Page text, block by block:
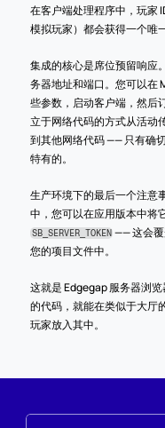
在客户端处理程序中，玩家
模拟玩家）都会获得一个唯一
集成的核心是席位预留响应
务器地址和端口。您可以在
些参数，启动客户端，然后
立于网络代码的方式从活动
到其他网络代码 —— 只有确
特有的。
生产环境下的最后一个注意
中，您可以在应用版本中将
SB_SERVER_TOKEN —— 这会
您的项目文件中。
这就是 Edgegap 服务器浏
的代码，就能在类似于大厅
玩家放入其中。